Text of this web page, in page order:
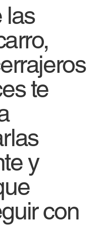
las
te
y
con